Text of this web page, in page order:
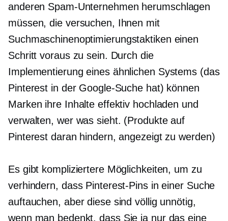
anderen Spam-Unternehmen herumschlagen
müssen, die versuchen, Ihnen mit
Suchmaschinenoptimierungstaktiken einen
Schritt voraus zu sein. Durch die
Implementierung eines ähnlichen Systems (das
Pinterest in der Google-Suche hat) können
Marken ihre Inhalte effektiv hochladen und
verwalten, wer was sieht. (Produkte auf
Pinterest daran hindern, angezeigt zu werden)
Es gibt kompliziertere Möglichkeiten, um zu
verhindern, dass Pinterest-Pins in einer Suche
auftauchen, aber diese sind völlig unnötig,
wenn man bedenkt, dass Sie ja nur das eine